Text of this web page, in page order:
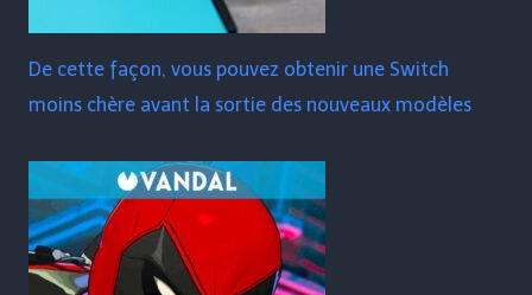
De cette façon, vous pouvez obtenir une Switch
moins chère avant la sortie des nouveaux modèles